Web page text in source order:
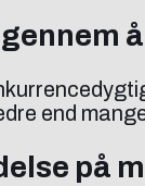
end
på